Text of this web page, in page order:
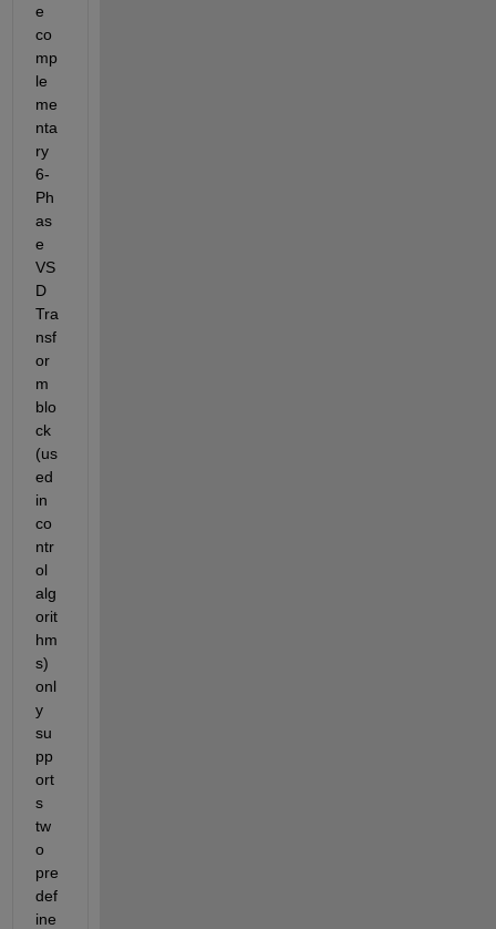
e
co
mp
le
me
nta
ry
6-
Ph
as
e
VS
D
Tra
nsf
or
m
blo
ck
(us
ed
in
co
ntr
ol
alg
orit
hm
s)
onl
y
su
pp
ort
s
tw
o
pre
def
ine